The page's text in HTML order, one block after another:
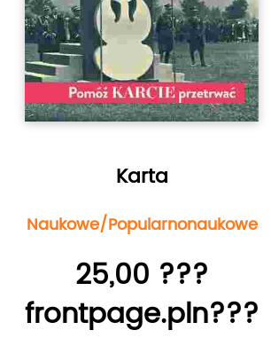
Karta
Naukowe/Popularnonaukowe
25,00 ???
frontpage.pln???